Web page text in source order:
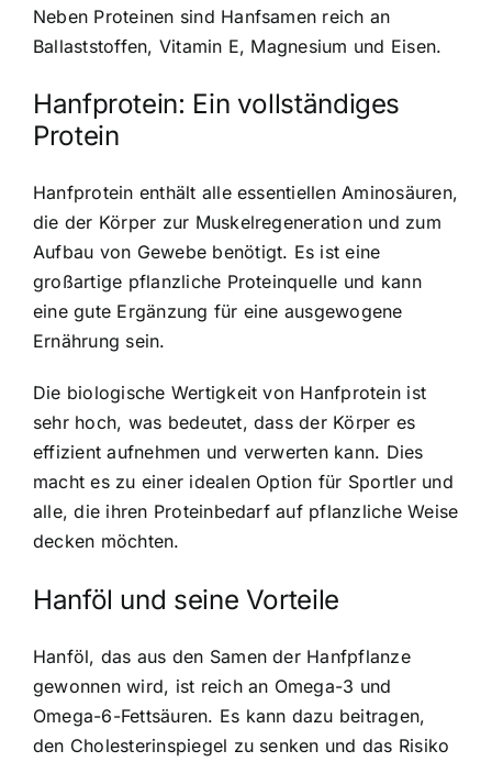
Neben Proteinen sind Hanfsamen reich an
Ballaststoffen, Vitamin E, Magnesium und Eisen.
Hanfprotein: Ein vollständiges
Protein
Hanfprotein enthält alle essentiellen Aminosäuren,
die der Körper zur Muskelregeneration und zum
Aufbau von Gewebe benötigt. Es ist eine
großartige pflanzliche Proteinquelle und kann
eine gute Ergänzung für eine ausgewogene
Ernährung sein.
Die biologische Wertigkeit von Hanfprotein ist
sehr hoch, was bedeutet, dass der Körper es
effizient aufnehmen und verwerten kann. Dies
macht es zu einer idealen Option für Sportler und
alle, die ihren Proteinbedarf auf pflanzliche Weise
decken möchten.
Hanföl und seine Vorteile
Hanföl, das aus den Samen der Hanfpflanze
gewonnen wird, ist reich an Omega-3 und
Omega-6-Fettsäuren. Es kann dazu beitragen,
den Cholesterinspiegel zu senken und das Risiko